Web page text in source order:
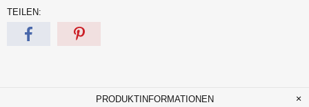
TEILEN:
PRODUKTINFORMATIONEN